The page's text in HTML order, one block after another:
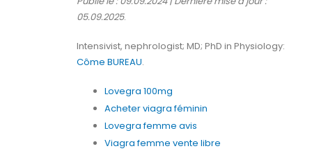
05.09.2025.
Intensivist, nephrologist; MD; PhD in Physiology:
Côme BUREAU.
Lovegra 100mg
Acheter viagra féminin
Lovegra femme avis
Viagra femme vente libre